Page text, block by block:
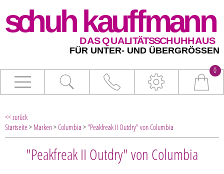
0
<< zurück
Startseite> Marken>Columbia > "Peakfreak II Outdry" von Columbia
"Peakfreak II Outdry" von Columbia